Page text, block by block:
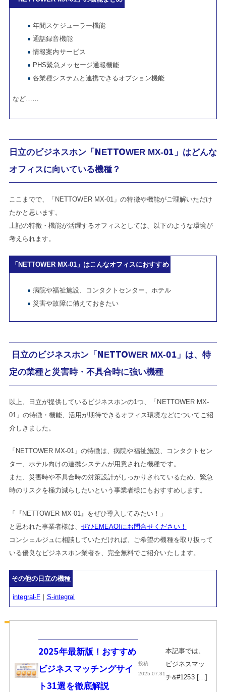
年間スケジューラー機能
通話録音機能
情報案内サービス
PHS緊急メッセージ通報機能
各業種システムと連携できるオプション機能
など……
日立のビジネスホン「NETTOWER MX-01」はどんな
オフィスに向いている機種？
ここまでで、「NETTOWER MX-01」の特徴や機能がご理解いただけ
たかと思います。
上記の特徴・機能が活躍するオフィスとしては、以下のような環境が
考えられます。
「NETTOWER MX-01」はこんなオフィスにおすすめ
病院や福祉施設、コンタクトセンター、ホテル
災害や故障に備えておきたい
日立のビジネスホン「NETTOWER MX-01」は、特
定の業種と災害時・不具合時に強い機種
以上、日立が提供しているビジネスホンの1つ、「NETTOWER MX-
01」の特徴・機能、活用が期待できるオフィス環境などについてご紹
介しきました。
「NETTOWER MX-01」の特徴は、病院や福祉施設、コンタクトセン
ター、ホテル向けの連携システムが用意された機種です。
また、災害時や不具合時の対策設計がしっかりされているため、緊急
時のリスクを極力減らしたいという事業者様にもおすすめします。
「『NETTOWER MX-01』をぜひ導入してみたい！」
と思われた事業者様は、ぜひEMEAO!にお問合せください！
コンシェルジュに相談していただければ、ご希望の機種を取り扱って
いる優良なビジネスホン業者を、完全無料でご紹介いたします。
その他の日立の機種
integral-F｜ S-integral
2025年最新版！おすすめ
ビジネスマッチングサイ
ト31選を徹底解説
投稿:
2025.07.31
本記事では、
ビジネスマッ
チ&#1253 […]